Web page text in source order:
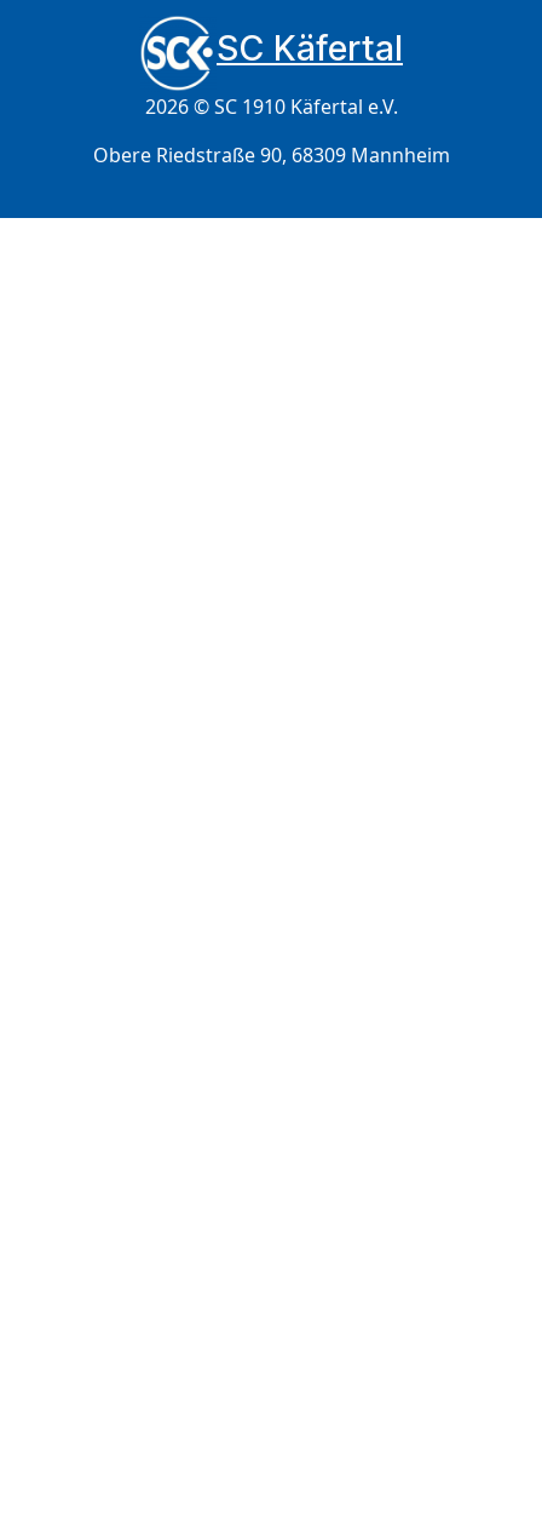
SC Käfertal
2026 © SC 1910 Käfertal e.V.
Obere Riedstraße 90, 68309 Mannheim